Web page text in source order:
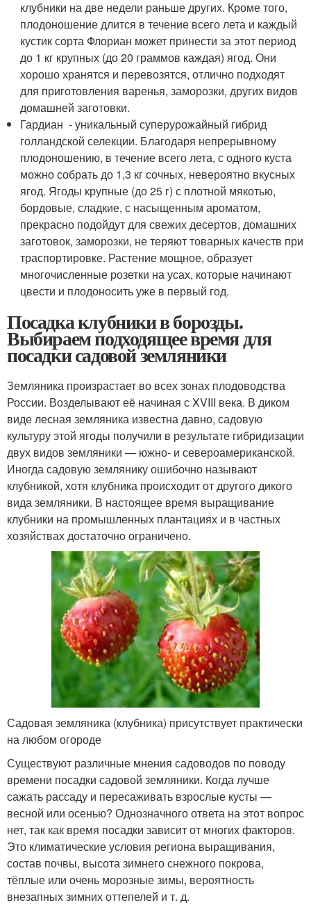
клубники на две недели раньше других. Кроме того,
плодоношение длится в течение всего лета и каждый
кустик сорта Флориан может принести за этот период
до 1 кг крупных (до 20 граммов каждая) ягод. Они
хорошо хранятся и перевозятся, отлично подходят
для приготовления варенья, заморозки, других видов
домашней заготовки.
Гардиан - уникальный суперурожайный гибрид
голландской селекции. Благодаря непрерывному
плодоношению, в течение всего лета, с одного куста
можно собрать до 1,3 кг сочных, невероятно вкусных
ягод. Ягоды крупные (до 25 г) с плотной мякотью,
бордовые, сладкие, с насыщенным ароматом,
прекрасно подойдут для свежих десертов, домашних
заготовок, заморозки, не теряют товарных качеств при
траспортировке. Растение мощное, образует
многочисленные розетки на усах, которые начинают
цвести и плодоносить уже в первый год.
Посадка клубники в борозды.
Выбираем подходящее время для
посадки садовой земляники
Земляника произрастает во всех зонах плодоводства
России. Возделывают её начиная с XVIII века. В диком
виде лесная земляника известна давно, садовую
культуру этой ягоды получили в результате гибридизации
двух видов земляники — южно- и североамериканской.
Иногда садовую землянику ошибочно называют
клубникой, хотя клубника происходит от другого дикого
вида земляники. В настоящее время выращивание
клубники на промышленных плантациях и в частных
хозяйствах достаточно ограничено.
Садовая земляника (клубника) присутствует практически
на любом огороде
Существуют различные мнения садоводов по поводу
времени посадки садовой земляники. Когда лучше
сажать рассаду и пересаживать взрослые кусты —
весной или осенью? Однозначного ответа на этот вопрос
нет, так как время посадки зависит от многих факторов.
Это климатические условия региона выращивания,
состав почвы, высота зимнего снежного покрова,
тёплые или очень морозные зимы, вероятность
внезапных зимних оттепелей и т. д.